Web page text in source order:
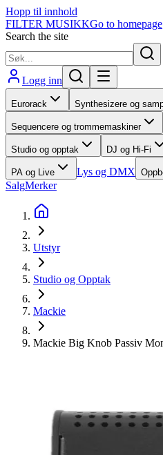
Hopp til innhold
FILTER MUSIKKGo to homepage
Search the site
Logg inn
Eurorack Synthesizere og
Sequencere og trommemaskiner
Studio og opptak DJ og Hi-Fi
PA og Live Lys og DMX
SalgMerker
Utstyr
Studio og Opptak
Mackie
Mackie Big Knob Passiv